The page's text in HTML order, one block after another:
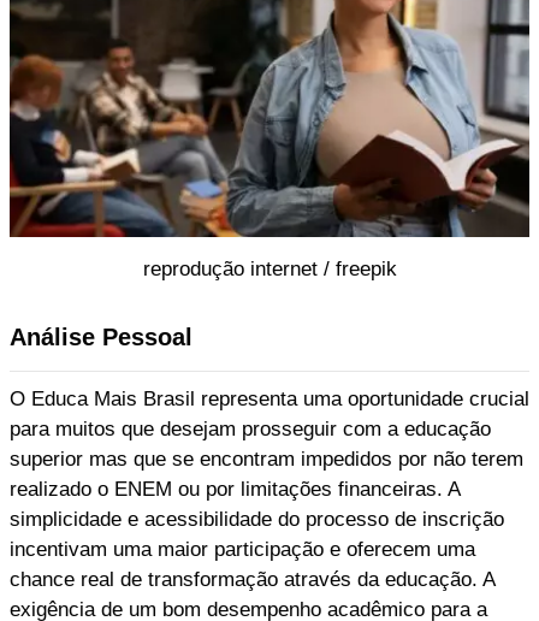
reprodução internet / freepik
Análise Pessoal
O Educa Mais Brasil representa uma oportunidade crucial
para muitos que desejam prosseguir com a educação
superior mas que se encontram impedidos por não terem
realizado o ENEM ou por limitações financeiras. A
simplicidade e acessibilidade do processo de inscrição
incentivam uma maior participação e oferecem uma
chance real de transformação através da educação. A
exigência de um bom desempenho acadêmico para a